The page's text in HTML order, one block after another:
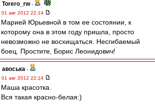
Torero_rw-
01 авг 2012 22:14
Марией Юрьевной в том ее состоянии, к
которому она в этом году пришла, просто
невозможно не восхищаться. Несгибаемый
боец. Простите, Борис Леонидович!
авоська -
01 авг 2012 22:14
Маша красотка.
Вся такая красно-белая:)